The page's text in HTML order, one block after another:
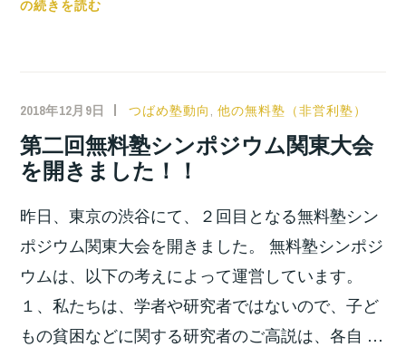
催！！
催
し
ま
た！！
（南
沢
教
室）
の続きを読む
2018年12月9日
小
宮
位
之
つばめ塾動向 ,他の無料塾（非営利塾）
第二回無料塾シンポジウム関東大会
を開きました！！
昨日、東京の渋谷にて、２回目となる無料塾シン
ポジウム関東大会を開きました。 無料塾シンポジ
ウムは、以下の考えによって運営しています。
１、私たちは、学者や研究者ではないので、子ど
もの貧困などに関する研究者のご高説は、各自 …